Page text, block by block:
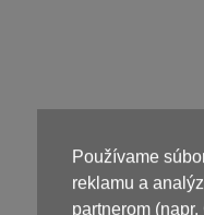
Používame
reklamu a
partnerom (napr.